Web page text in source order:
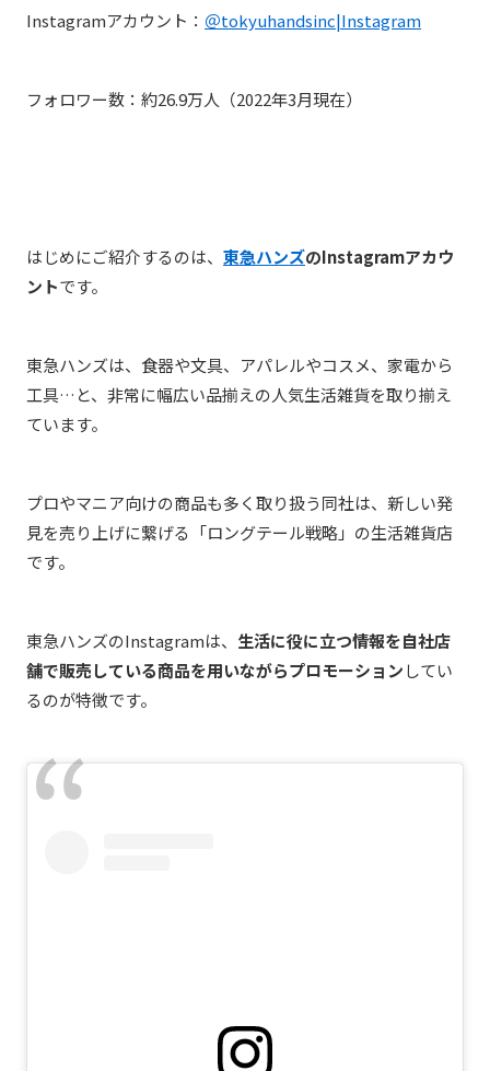
Instagramアカウント： ＠tokyuhandsinc|Instagram
フォロワー数：約26.9万人（2022年3月現在）
はじめにご紹介するのは、 東急ハンズのInstagramアカウ
ントです。
東急ハンズは、食器や文具、アパレルやコスメ、家電から
工具…と、非常に幅広い品揃えの人気生活雑貨を取り揃え
ています。
プロやマニア向けの商品も多く取り扱う同社は、新しい発
見を売り上げに繋げる「ロングテール戦略」の生活雑貨店
です。
東急ハンズのInstagramは、 生活に役に立つ情報を自社店
舗で販売している商品を用いながらプロモーションしてい
るのが特徴です。